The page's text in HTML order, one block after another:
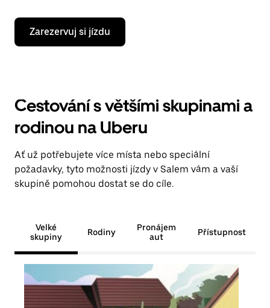
Zarezervuj si jízdu
Cestování s většími skupinami a
rodinou na Uberu
Ať už potřebujete více místa nebo speciální
požadavky, tyto možnosti jízdy v Salem vám a vaší
skupině pomohou dostat se do cíle.
Velké
skupiny
Rodiny
Pronájem
aut
Přístupnost